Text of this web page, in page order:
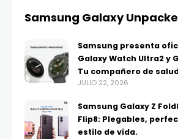
Samsung Galaxy
Samsung presenta
Galaxy Watch Ultra2 y
Tu compañero de
JULIO 22, 2026
Samsung Galaxy Z
Flip8: Plegables,
estilo de vida.